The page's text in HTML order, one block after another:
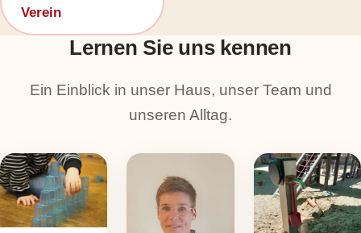
Verein
Lernen Sie uns kennen
Ein Einblick in unser Haus, unser Team und
unseren Alltag.